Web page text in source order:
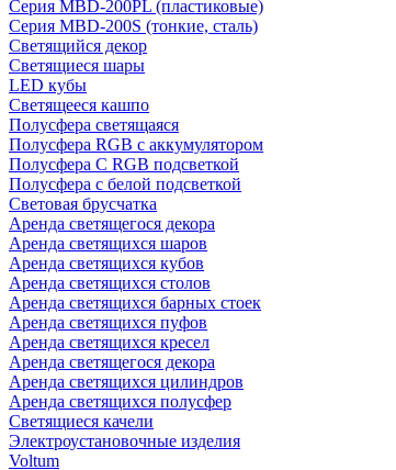
Серия MBD-200PL (пластиковые)
Серия MBD-200S (тонкие, сталь)
Светящийся декор
Светящиеся шары
LED кубы
Светящееся кашпо
Полусфера светящаяся
Полусфера RGB с аккумулятором
Полусфера С RGB подсветкой
Полусфера с белой подсветкой
Световая брусчатка
Аренда светящегося декора
Аренда светящихся шаров
Аренда светящихся кубов
Аренда светящихся столов
Аренда светящихся барных стоек
Аренда светящихся пуфов
Аренда светящихся кресел
Аренда светящегося декора
Аренда светящихся цилиндров
Аренда светящихся полусфер
Светящиеся качели
Электроустановочные изделия
Voltum